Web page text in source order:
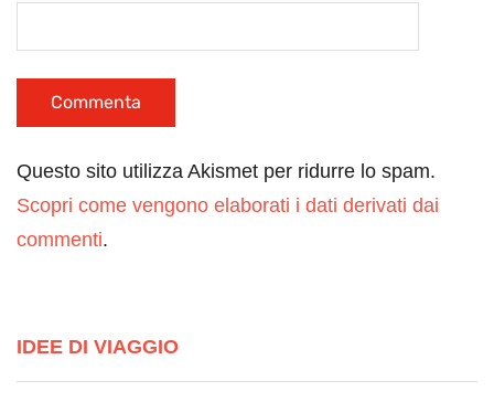
Questo sito utilizza Akismet per ridurre lo spam.
Scopri come vengono elaborati i dati derivati dai
commenti.
IDEE DI VIAGGIO